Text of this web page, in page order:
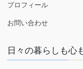
プロフィール
お問い合わせ
日々の暮らしも心